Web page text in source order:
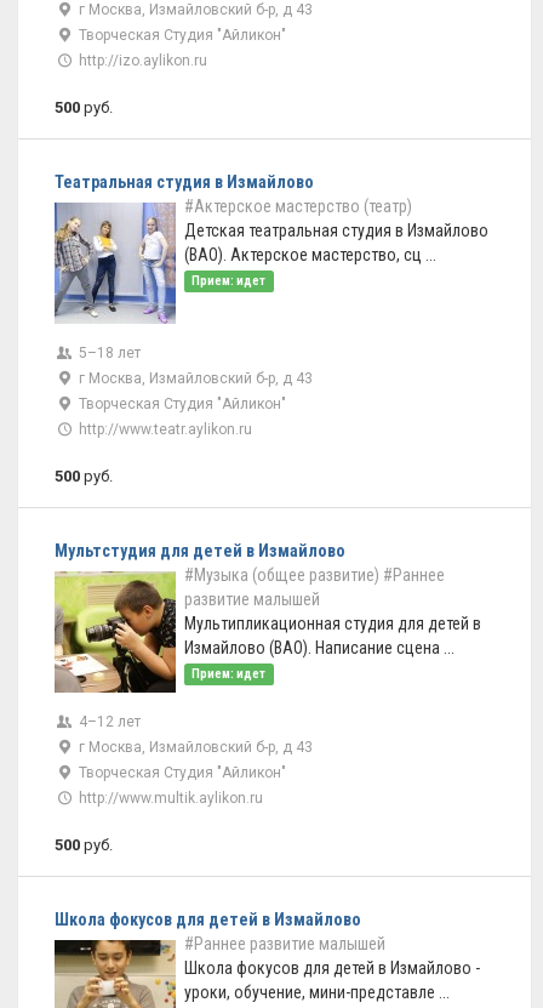
г Москва, Измайловский б-р, д 43
Творческая Студия "Айликон"
http://izo.aylikon.ru
500 руб.
Театральная студия в Измайлово
#Актерское мастерство (театр)
Детская театральная студия в Измайлово
(ВАО). Актерское мастерство, сц ...
Прием: идет
5–18 лет
г Москва, Измайловский б-р, д 43
Творческая Студия "Айликон"
http://www.teatr.aylikon.ru
500 руб.
Мультстудия для детей в Измайлово
#Музыка (общее развитие) #Раннее
развитие малышей
Мультипликационная студия для детей в
Измайлово (ВАО). Написание сцена ...
Прием: идет
4–12 лет
г Москва, Измайловский б-р, д 43
Творческая Студия "Айликон"
http://www.multik.aylikon.ru
500 руб.
Школа фокусов для детей в Измайлово
#Раннее развитие малышей
Школа фокусов для детей в Измайлово -
уроки, обучение, мини-представле ...